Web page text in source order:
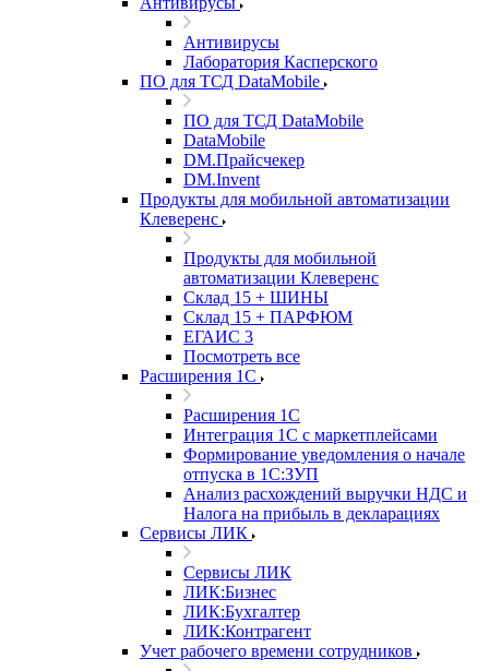
Антивирусы
Лаборатория Касперского
ПО для ТСД DataMobile
ПО для ТСД DataMobile
DataMobile
DM.Прайсчекер
DM.Invent
Продукты для мобильной автоматизации
Клеверенс
Продукты для мобильной
автоматизации Клеверенс
Склад 15 + ШИНЫ
Склад 15 + ПАРФЮМ
ЕГАИС 3
Посмотреть все
Расширения 1С
Расширения 1С
Интеграция 1С с маркетплейсами
Формирование уведомления о начале
отпуска в 1С:ЗУП
Анализ расхождений выручки НДС и
Налога на прибыль в декларациях
Сервисы ЛИК
Сервисы ЛИК
ЛИК:Бизнес
ЛИК:Бухгалтер
ЛИК:Контрагент
Учет рабочего времени сотрудников